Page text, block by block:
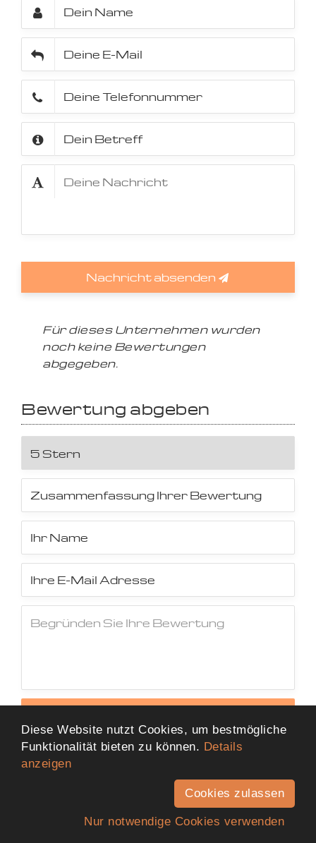
Nachricht absenden
Für dieses Unternehmen wurden
noch keine Bewertungen
abgegeben.
Bewertung abgeben
Diese Website nutzt Cookies, um bestmögliche
Funktionalität bieten zu können. Details
anzeigen
Cookies zulassen
Nur notwendige Cookies verwenden